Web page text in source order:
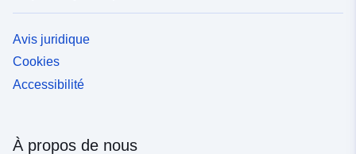
Avis juridique
Cookies
Accessibilité
À propos de nous